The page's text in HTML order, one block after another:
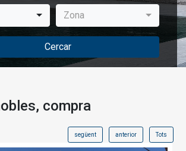
Zona
Cercar
compra
següent anterior Tots